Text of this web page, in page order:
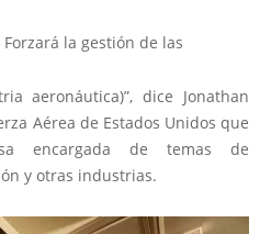
la gestión de las
aeronáutica)”, dice Jonathan
Aérea de Estados Unidos que
encargada de temas de
y otras industrias.